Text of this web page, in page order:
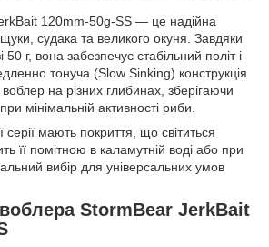
120mm-50g-SS — це надійна
судака та великого окуня. Завдяки
г, вона забезпечує стабільний політ і
тонуча (Slow Sinking) конструкція
на різних глибинах, зберігаючи
мінімальній активності риби.
серії мають покриття, що світиться
її помітною в каламутній воді або при
вибір для універсальних умов
StormBear JerkBait